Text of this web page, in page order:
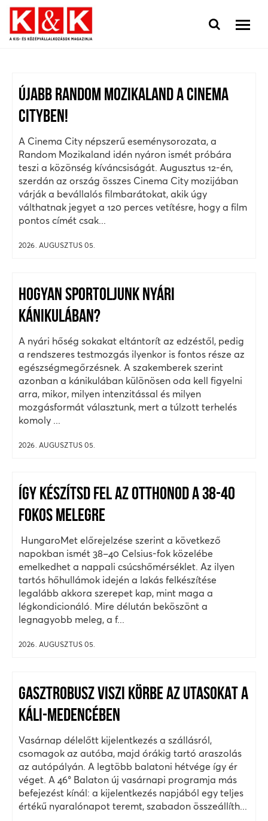
ÚJABB RANDOM MOZIKALAND A CINEMA
CITYBEN!
A Cinema City népszerű eseménysorozata, a
Random Mozikaland idén nyáron ismét próbára
teszi a közönség kíváncsiságát. Augusztus 12-én,
szerdán az ország összes Cinema City mozijában
várják a bevállalós filmbarátokat, akik úgy
válthatnak jegyet a 120 perces vetítésre, hogy a film
pontos címét csak...
2026. AUGUSZTUS 05.
HOGYAN SPORTOLJUNK NYÁRI
KÁNIKULÁBAN?
A nyári hőség sokakat eltántorít az edzéstől, pedig
a rendszeres testmozgás ilyenkor is fontos része az
egészségmegőrzésnek. A szakemberek szerint
azonban a kánikulában különösen oda kell figyelni
arra, mikor, milyen intenzitással és milyen
mozgásformát választunk, mert a túlzott terhelés
komoly ...
2026. AUGUSZTUS 05.
ÍGY KÉSZÍTSD FEL AZ OTTHONOD A 38-40
FOKOS MELEGRE
HungaroMet előrejelzése szerint a következő
napokban ismét 38–40 Celsius-fok közelébe
emelkedhet a nappali csúcshőmérséklet. Az ilyen
tartós hőhullámok idején a lakás felkészítése
legalább akkora szerepet kap, mint maga a
légkondicionáló. Mire délután beköszönt a
legnagyobb meleg, a f...
2026. AUGUSZTUS 05.
GASZTROBUSZ VISZI KÖRBE AZ UTASOKAT A
KÁLI-MEDENCÉBEN
Vasárnap délelőtt kijelentkezés a szállásról,
csomagok az autóba, majd órákig tartó araszolás
az autópályán. A legtöbb balatoni hétvége így ér
véget. A 46° Balaton új vasárnapi programja más
befejezést kínál: a kijelentkezés napjából egy teljes
értékű nyaralónapot teremt, szabadon összeállíth...